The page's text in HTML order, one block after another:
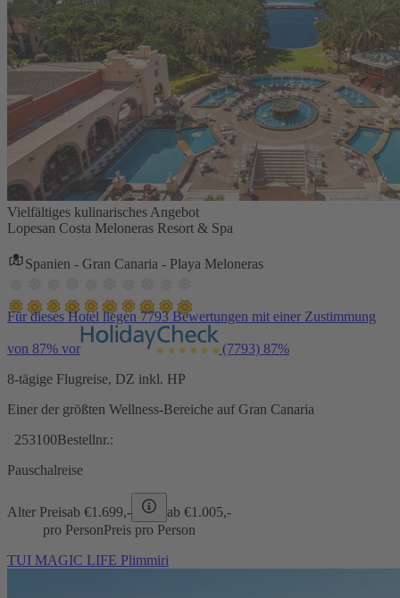
Vielfältiges kulinarisches Angebot
Lopesan Costa Meloneras Resort & Spa
Spanien - Gran Canaria - Playa Meloneras
Für dieses Hotel liegen 7793 Bewertungen mit einer Zustimmung
von 87% vor (7793) 87%
8-tägige Flugreise, DZ inkl. HP
Einer der größten Wellness-Bereiche auf Gran Canaria
253100Bestellnr.:
Pauschalreise
Alter Preisab €1.699,- ab €1.005,-
pro PersonPreis pro Person
TUI MAGIC LIFE Plimmiri